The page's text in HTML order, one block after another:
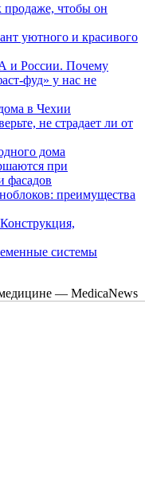
продаже, чтобы он
уютного и красивого
и России. Почему
фуд» у нас не
в Чехии
не страдает ли от
дома
при
фасадов
преимущества
системы
— MedicaNews